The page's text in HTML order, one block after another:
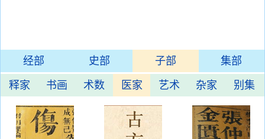
经部 史部 子部 集部
释家 书画 术数 医家 艺术 杂家 别集